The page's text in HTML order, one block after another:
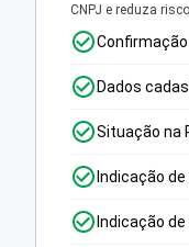
CNPJ e reduza
Dados
Situação na
Indicação
Indicação